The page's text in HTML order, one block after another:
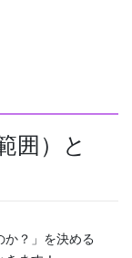
囲）と
か？」を決める